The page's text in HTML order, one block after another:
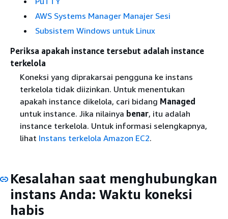
AWS Systems Manager Manajer Sesi
Subsistem Windows untuk Linux
Periksa apakah instance tersebut adalah instance
terkelola
Koneksi yang diprakarsai pengguna ke instans
terkelola tidak diizinkan. Untuk menentukan
apakah instance dikelola, cari bidang Managed
untuk instance. Jika nilainya benar, itu adalah
instance terkelola. Untuk informasi selengkapnya,
lihat Instans terkelola Amazon EC2.
Kesalahan saat menghubungkan
instans Anda: Waktu koneksi
habis